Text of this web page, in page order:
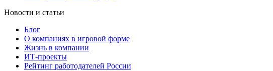
Новости и статьи
Блог
О компаниях в игровой форме
Жизнь в компании
ИТ-проекты
Рейтинг работодателей России